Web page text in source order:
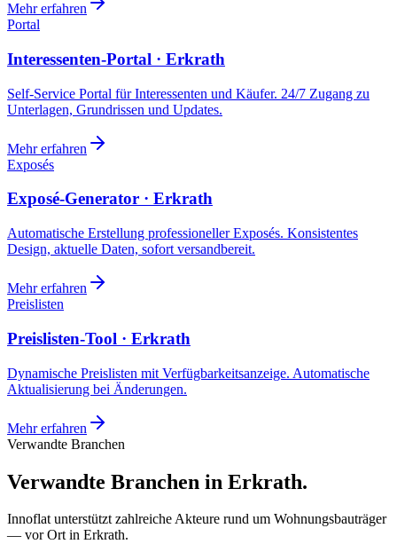
Mehr erfahren
Portal
Interessenten-Portal · Erkrath
Self-Service Portal für Interessenten und Käufer. 24/7 Zugang zu
Unterlagen, Grundrissen und Updates.
Mehr erfahren
Exposés
Exposé-Generator · Erkrath
Automatische Erstellung professioneller Exposés. Konsistentes
Design, aktuelle Daten, sofort versandbereit.
Mehr erfahren
Preislisten
Preislisten-Tool · Erkrath
Dynamische Preislisten mit Verfügbarkeitsanzeige. Automatische
Aktualisierung bei Änderungen.
Mehr erfahren
Verwandte Branchen
Verwandte Branchen in Erkrath.
Innoflat unterstützt zahlreiche Akteure rund um Wohnungsbauträger
— vor Ort in Erkrath.